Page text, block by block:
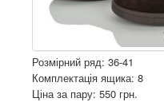
Розмірний ряд: 36-41
Комплектація ящика: 8
Ціна за пару: 550 грн.